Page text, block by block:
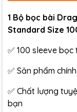
1 Bộ bọc bài
Standard Size
✅ 100 sleeve
✅ Sản phẩm
✅ Chất lượng
bạn